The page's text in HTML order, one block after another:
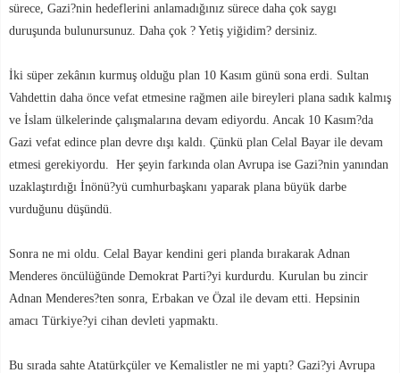
sürece, Gazi?nin hedeflerini anlamadığınız sürece daha çok saygı
duruşunda bulunursunuz. Daha çok ? Yetiş yiğidim? dersiniz.
İki süper zekânın kurmuş olduğu plan 10 Kasım günü sona erdi. Sultan
Vahdettin daha önce vefat etmesine rağmen aile bireyleri plana sadık kalmış
ve İslam ülkelerinde çalışmalarına devam ediyordu. Ancak 10 Kasım?da
Gazi vefat edince plan devre dışı kaldı. Çünkü plan Celal Bayar ile devam
etmesi gerekiyordu. Her şeyin farkında olan Avrupa ise Gazi?nin yanından
uzaklaştırdığı İnönü?yü cumhurbaşkanı yaparak plana büyük darbe
vurduğunu düşündü.
Sonra ne mi oldu. Celal Bayar kendini geri planda bırakarak Adnan
Menderes öncülüğünde Demokrat Parti?yi kurdurdu. Kurulan bu zincir
Adnan Menderes?ten sonra, Erbakan ve Özal ile devam etti. Hepsinin
amacı Türkiye?yi cihan devleti yapmaktı.
Bu sırada sahte Atatürkçüler ve Kemalistler ne mi yaptı? Gazi?yi Avrupa